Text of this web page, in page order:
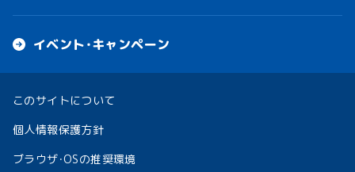
イベント・キャンペーン
このサイトについて
個人情報保護方針
ブラウザ・OSの推奨環境